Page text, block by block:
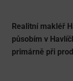
Realitní makléř
působím v
primárně při